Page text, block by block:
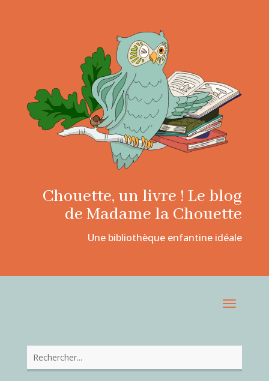
Chouette, un livre ! Le blog
de Madame la Chouette
Une bibliothèque enfantine idéale